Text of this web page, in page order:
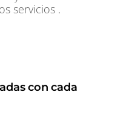
servicios .
con cada